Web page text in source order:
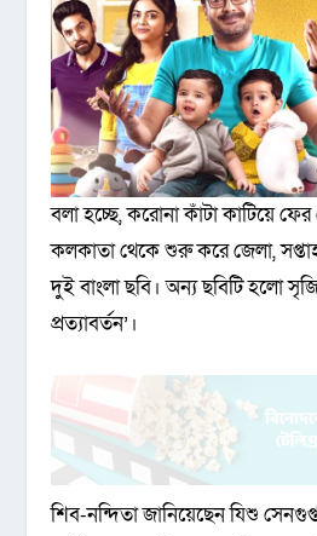
বলা হচ্ছে, করোনা কাঁটা কাটিয়ে ফের
কলকাতা থেকে শুরু করে জেলা,
দুই বাংলা ছবি। অন্য ছবিটি হলো
প্রত্যাবর্তন’।
শিব-নন্দিতা জানিয়েছেন যিশু